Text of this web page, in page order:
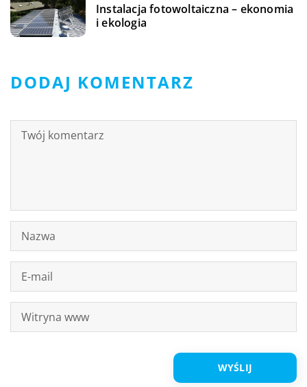
Instalacja fotowoltaiczna – ekonomia
i ekologia
DODAJ KOMENTARZ